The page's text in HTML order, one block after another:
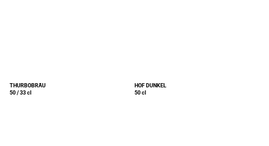
THURBOBRÄU
50 / 33 cl
HOF DUNKEL
50 cl